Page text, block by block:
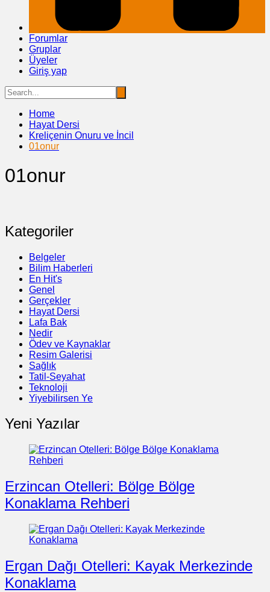
Forumlar
Gruplar
Üyeler
Giriş yap
Home
Hayat Dersi
Kreliçenin Onuru ve İncil
01onur
01onur
Kategoriler
Belgeler
Bilim Haberleri
En Hit's
Genel
Gerçekler
Hayat Dersi
Lafa Bak
Nedir
Ödev ve Kaynaklar
Resim Galerisi
Sağlık
Tatil-Seyahat
Teknoloji
Yiyebilirsen Ye
Yeni Yazılar
Erzincan Otelleri: Bölge Bölge
Konaklama Rehberi
Ergan Dağı Otelleri: Kayak Merkezinde
Konaklama